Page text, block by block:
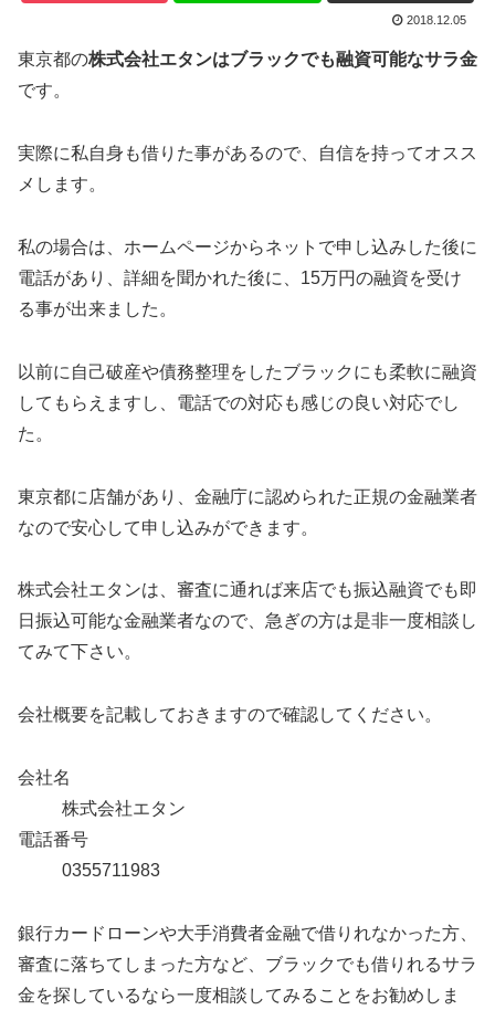
2018.12.05
東京都の株式会社エタンはブラックでも融資可能なサラ金
です。
実際に私自身も借りた事があるので、自信を持ってオスス
メします。
私の場合は、ホームページからネットで申し込みした後に
電話があり、詳細を聞かれた後に、15万円の融資を受け
る事が出来ました。
以前に自己破産や債務整理をしたブラックにも柔軟に融資
してもらえますし、電話での対応も感じの良い対応でし
た。
東京都に店舗があり、金融庁に認められた正規の金融業者
なので安心して申し込みができます。
株式会社エタンは、審査に通れば来店でも振込融資でも即
日振込可能な金融業者なので、急ぎの方は是非一度相談し
てみて下さい。
会社概要を記載しておきますので確認してください。
会社名
株式会社エタン
電話番号
0355711983
銀行カードローンや大手消費者金融で借りれなかった方、
審査に落ちてしまった方など、ブラックでも借りれるサラ
金を探しているなら一度相談してみることをお勧めしま